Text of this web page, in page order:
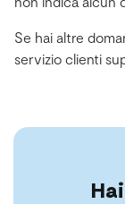
Se hai altre
servizio clienti